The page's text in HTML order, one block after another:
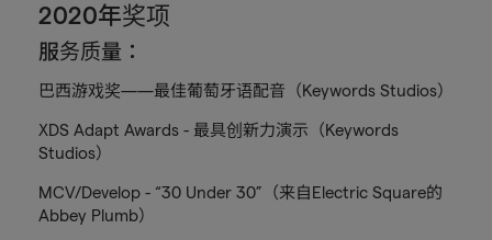
2020年奖项
服务质量：
巴西游戏奖——最佳葡萄牙语配音（Keywords Studios）
XDS Adapt Awards - 最具创新力演示（Keywords
Studios）
MCV/Develop - “30 Under 30”（来自Electric Square的
Abbey Plumb）